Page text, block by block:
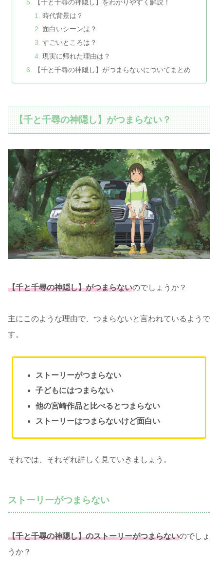
【千と千尋の神隠し】をわかりやすく解説！
時代背景は？
面白いシーンは？
すごいところは？
現実に帰れた理由は？
【千と千尋の神隠し】がつまらないについてまとめ
【千と千尋の神隠し】がつまらない？
【千と千尋の神隠し】がつまらないのでしょうか？
主にこのような理由で、つまらないと言われているようで
す。
ストーリーがつまらない
子どもにはつまらない
他の宮崎作品と比べるとつまらない
ストーリーはつまらないけど面白い
それでは、それぞれ詳しく見ていきましょう。
ストーリーがつまらない
【千と千尋の神隠し】のストーリーがつまらないのでしょ
うか？